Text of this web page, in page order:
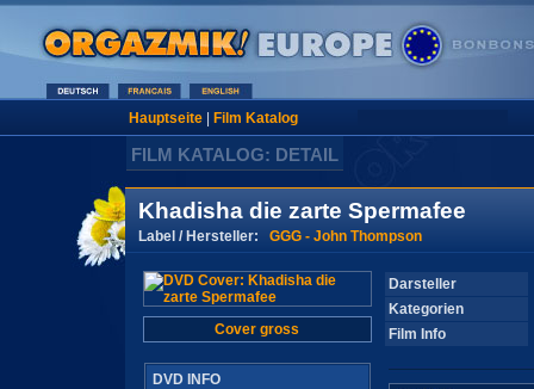
Hauptseite| Film Katalog
FILM KATALOG: DETAIL
Khadisha die zarte Spermafee
Label / Hersteller: GGG - John Thompson
Cover gross
DVD INFO
Darsteller
Kategorien
Film Info